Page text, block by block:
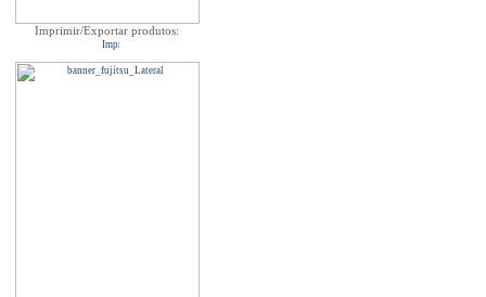
Imprimir/Exportar produtos: